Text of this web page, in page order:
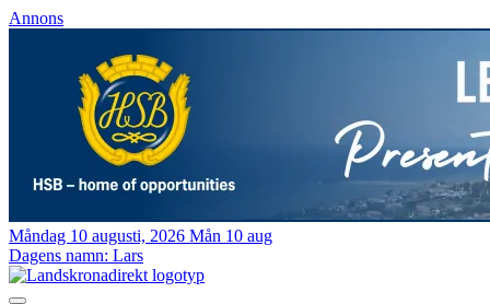
Annons
Måndag 10 augusti, 2026 Mån 10 aug
Dagens namn: Lars